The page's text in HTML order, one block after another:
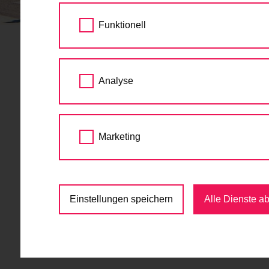
STARTSEITE EVENT ANMELDUNG
Event Anmeldung
Veranstaltung
Titel
Datum und Zeit
Funktionell
Analyse
Marketing
Einstellungen speichern Alle Dienste